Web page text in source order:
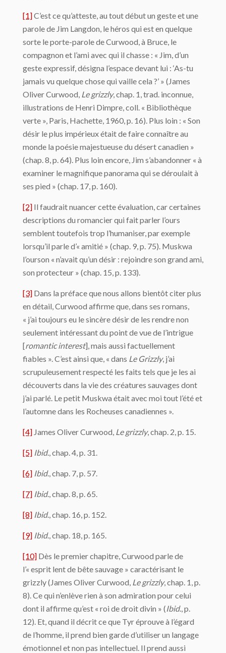
[1]C’est ce qu’atteste, au tout début un geste et une
parole de Jim Langdon, le héros qui est en quelque
sorte le porte-parole de Curwood, à Bruce, le
compagnon et l’ami avec qui il chasse : « Jim, d’un
geste expressif, désigna l’espace devant lui : ‘As-tu
jamais vu quelque chose qui vaille cela ?’ » (James
Oliver Curwood, Le grizzly, chap. 1, trad. inconnue,
illustrations de Henri Dimpre, coll. « Bibliothèque
verte », Paris, Hachette, 1960, p. 16). Plus loin : « Son
désir le plus impérieux était de faire connaître au
monde la poésie majestueuse du désert canadien »
(chap. 8, p. 64). Plus loin encore, Jim s’abandonner « à
examiner le magnifique panorama qui se déroulait à
ses pied » (chap. 17, p. 160).
[2] Il faudrait nuancer cette évaluation, car certaines
descriptions du romancier qui fait parler l’ours
semblent toutefois trop l’humaniser, par exemple
lorsqu’il parle d’« amitié » (chap. 9, p. 75). Muskwa
l’ourson « n’avait qu’un désir : rejoindre son grand ami,
son protecteur » (chap. 15, p. 133).
[3] Dans la préface que nous allons bientôt citer plus
en détail, Curwood affirme que, dans ses romans,
« j’ai toujours eu le sincère désir de les rendre non
seulement intéressant du point de vue de l’intrigue
[romantic interest], mais aussi factuellement
fiables ». C’est ainsi que, « dans Le Grizzly, j’ai
scrupuleusement respecté les faits tels que je les ai
découverts dans la vie des créatures sauvages dont
j’ai parlé. Le petit Muskwa était avec moi tout l’été et
l’automne dans les Rocheuses canadiennes ».
[4] James Oliver Curwood, Le grizzly, chap. 2, p. 15.
[5] Ibid., chap. 4, p. 31.
[6] Ibid., chap. 7, p. 57.
[7] Ibid., chap. 8, p. 65.
[8] Ibid., chap. 16, p. 152.
[9] Ibid., chap. 18, p. 165.
[10] Dès le premier chapitre, Curwood parle de
l’« esprit lent de bête sauvage » caractérisant le
grizzly (James Oliver Curwood, Le grizzly, chap. 1, p.
8). Ce qui n’enlève rien à son admiration pour celui
dont il affirme qu’est « roi de droit divin » (Ibid., p.
12). Et, quand il décrit ce que Tyr éprouve à l’égard
de l’homme, il prend bien garde d’utiliser un langage
émotionnel et non pas intellectuel. Il prend aussi